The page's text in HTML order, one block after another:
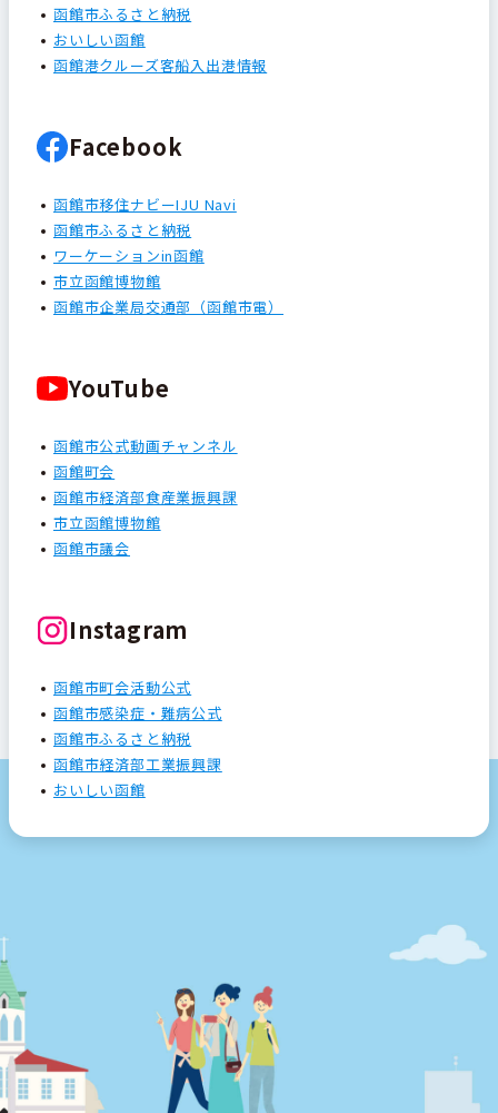
函館市ふるさと納税
おいしい函館
函館港クルーズ客船入出港情報
Facebook
函館市移住ナビーIJU Navi
函館市ふるさと納税
ワーケーションin函館
市立函館博物館
函館市企業局交通部（函館市電）
YouTube
函館市公式動画チャンネル
函館町会
函館市経済部食産業振興課
市立函館博物館
函館市議会
Instagram
函館市町会活動公式
函館市感染症・難病公式
函館市ふるさと納税
函館市経済部工業振興課
おいしい函館